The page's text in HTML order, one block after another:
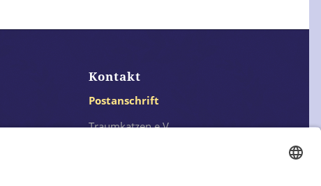
Kontakt
Postanschrift
Traumkatzen e.V.